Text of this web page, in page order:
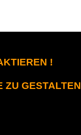
!
ZU GESTALTEN